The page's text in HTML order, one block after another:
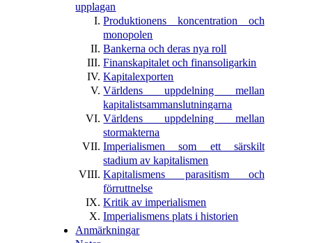
upplagan
Produktionens koncentration och
monopolen
Bankerna och deras nya roll
Finanskapitalet och finansoligarkin
Kapitalexporten
Världens uppdelning mellan
kapitalistsammanslutningarna
Världens uppdelning mellan
stormakterna
Imperialismen som ett särskilt
stadium av kapitalismen
Kapitalismens parasitism och
förruttnelse
Kritik av imperialismen
Imperialismens plats i historien
Anmärkningar